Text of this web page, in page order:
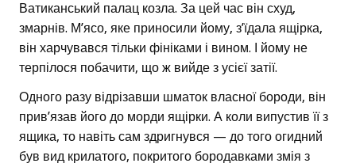
Ватиканський палац козла. За цей час він схуд,
змарнів. М’ясо, яке приносили йому, з’їдала ящірка,
він харчувався тільки фініками і вином. І йому не
терпілося побачити, що ж вийде з усієї затії.
Одного разу відрізавши шматок власної бороди, він
прив’язав його до морди ящірки. А коли випустив її з
ящика, то навіть сам здригнувся — до того огидний
був вид крилатого, покритого бородавками змія з